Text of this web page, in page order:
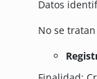
Datos
No se